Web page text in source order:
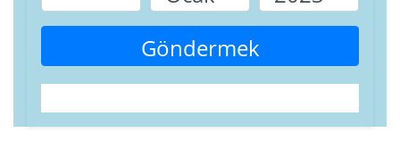
Göndermek